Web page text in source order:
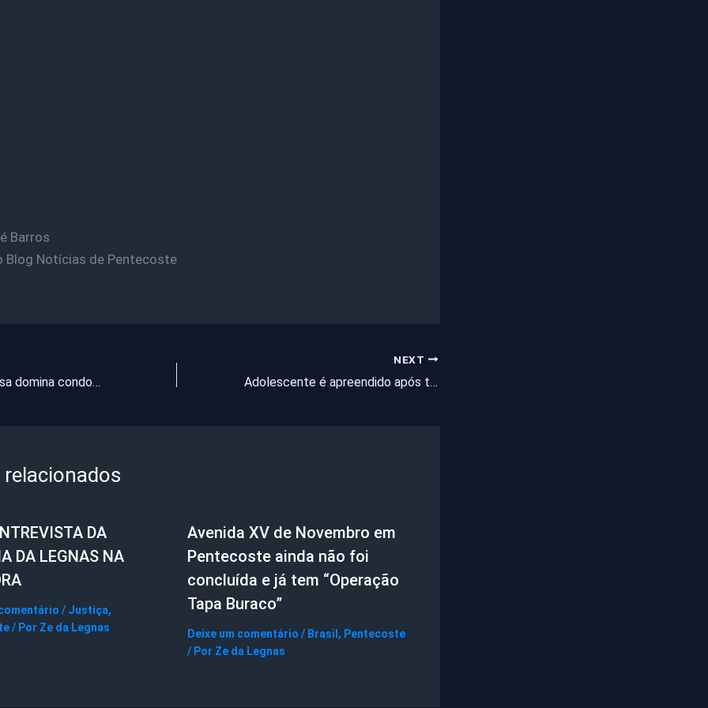
Barros
Blog Notícias de Pentecoste
Facção criminosa domina condomínio popular e impõe regras do crime aos moradores
NEXT
Adolescente é apreendido após tentar fugir da Polícia na BR-020
relacionados
DA
DA LEGNAS NA
/ Justiça,
/ Por Ze da Legnas
Avenida XV de Novembro em
Pentecoste ainda não foi
concluída e já tem “Operação
Tapa Buraco”
Deixe um comentário / Brasil , Pentecoste
/ Por Ze da Legnas